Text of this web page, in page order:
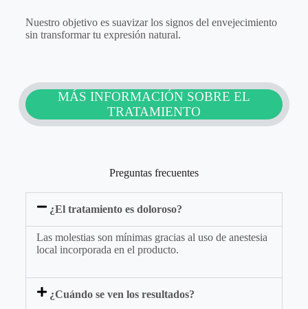
Nuestro objetivo es suavizar los signos del envejecimiento
sin transformar tu expresión natural.
MÁS INFORMACIÓN SOBRE EL
TRATAMIENTO
Preguntas frecuentes
¿El tratamiento es doloroso?
Las molestias son mínimas gracias al uso de anestesia
local incorporada en el producto.
¿Cuándo se ven los resultados?